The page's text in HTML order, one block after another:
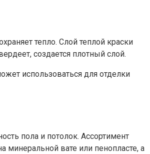
тепло. Слой теплой краски
создается плотный слой.
использоваться для отделки
пола и потолок. Ассортимент
минеральной вате или пенопласте, а